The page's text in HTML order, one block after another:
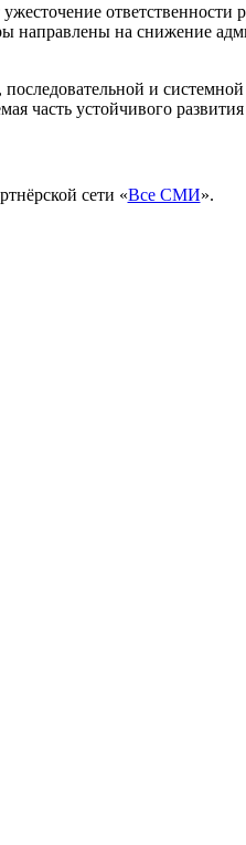
направлены на снижение
и системной
часть устойчивого
сети «Все СМИ».